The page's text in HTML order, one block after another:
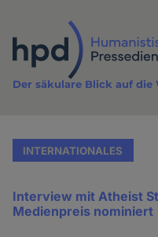
Inhalt
Der säkulare Blick auf die
INTERNATIONALES
Interview mit Atheist
Medienpreis nominiert